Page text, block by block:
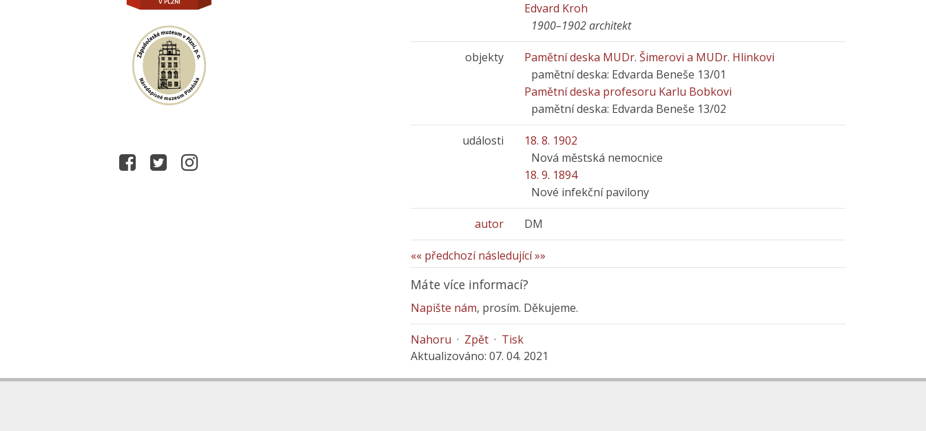
Edvard Kroh
1900–1902 architekt
objekty
Pamětní deska MUDr. Šimerovi a MUDr. Hlinkovi
pamětní deska: Edvarda Beneše 13/01
Pamětní deska profesoru Karlu Bobkovi
pamětní deska: Edvarda Beneše 13/02
události
18. 8. 1902
Nová městská nemocnice
18. 9. 1894
Nové infekční pavilony
autor DM
«« předchozí následující »»
Máte více informací?
Napište nám, prosím. Děkujeme.
Nahoru · Zpět · Tisk
Aktualizováno: 07. 04. 2021